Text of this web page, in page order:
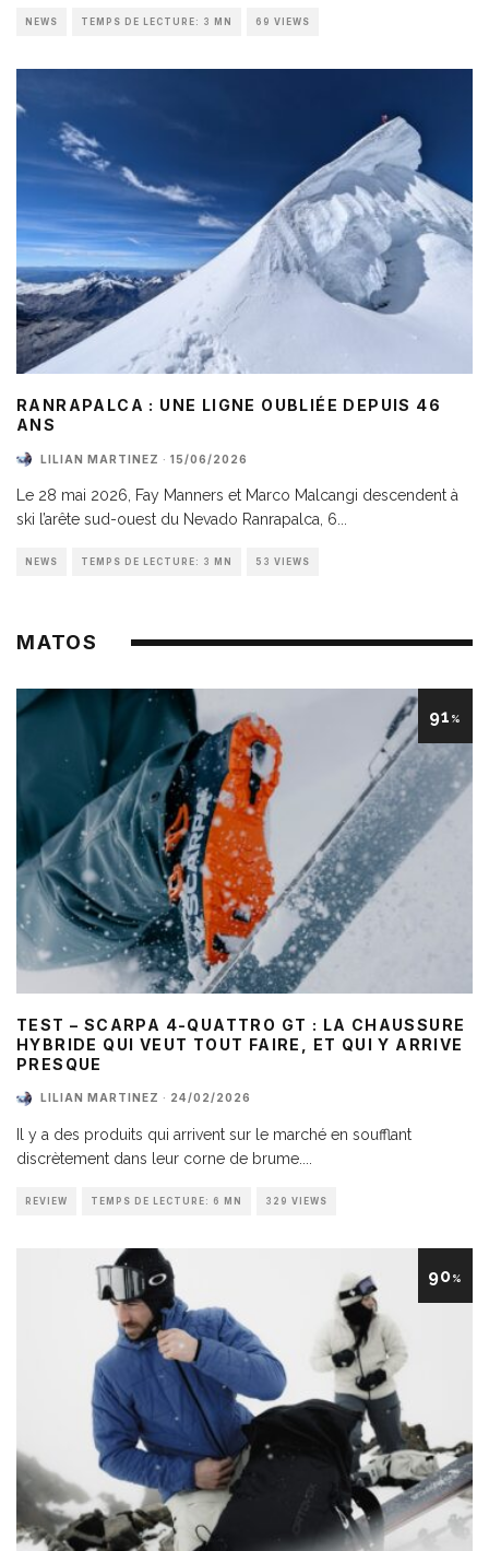
NEWS TEMPS DE LECTURE: 3 MN 69 VIEWS
RANRAPALCA : UNE LIGNE OUBLIÉE DEPUIS 46
ANS
LILIAN MARTINEZ · 15/06/2026
Le 28 mai 2026, Fay Manners et Marco Malcangi descendent à
ski l’arête sud-ouest du Nevado Ranrapalca, 6
NEWS TEMPS DE LECTURE: 3 MN 53 VIEWS
MATOS
91 %
TEST – SCARPA 4-QUATTRO GT : LA CHAUSSURE
HYBRIDE QUI VEUT TOUT FAIRE, ET QUI Y ARRIVE
PRESQUE
LILIAN MARTINEZ · 24/02/2026
Il y a des produits qui arrivent sur le marché en soufflant
discrètement dans leur corne de brume.
REVIEW TEMPS DE LECTURE: 6 MN 329 VIEWS
90%